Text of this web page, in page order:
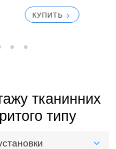
КУПИТЬ
тканинних
типу